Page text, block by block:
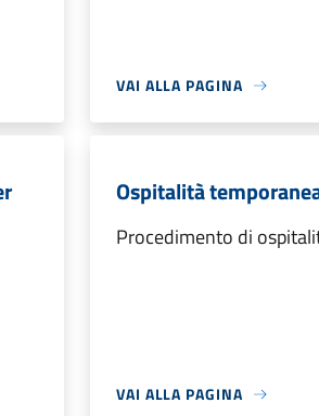
VAI ALLA PAGINA
Ospitalità
Procedimento di
VAI ALLA PAGINA